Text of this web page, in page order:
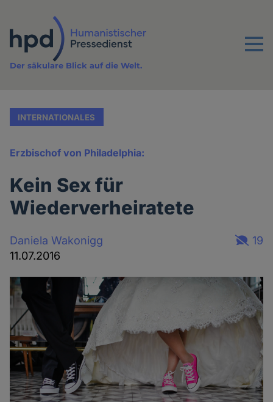
Inhalt
Menu
Der säkulare Blick auf die Welt.
INTERNATIONALES
Erzbischof von Philadelphia:
Kein Sex für
Wiederverheiratete
Daniela Wakonigg
11.07.2016
19